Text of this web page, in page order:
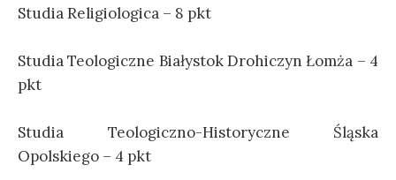
Studia Religiologica – 8 pkt
StudiaTeologiczne Białystok Drohiczyn Łomża – 4
pkt
Studia Teologiczno-Historyczne Śląska
Opolskiego – 4 pkt